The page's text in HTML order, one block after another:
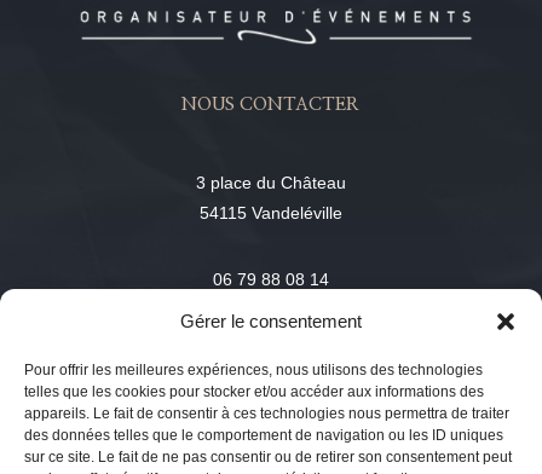
Gérer le consentement
Pour offrir les meilleures expériences, nous utilisons des technologies
telles que les cookies pour stocker et/ou accéder aux informations des
appareils. Le fait de consentir à ces technologies nous permettra de traiter
des données telles que le comportement de navigation ou les ID uniques
sur ce site. Le fait de ne pas consentir ou de retirer son consentement peut
NOUS CONTACTER
3 place du Château
54115 Vandeléville
06 79 88 08 14
contact@chateau-vandeleville.com